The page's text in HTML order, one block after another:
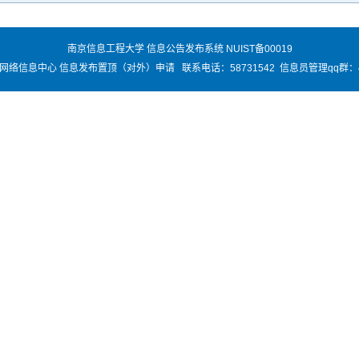
南京信息工程大学 信息公告发布系统 NUIST备00019
络信息中心 信息发布置顶（对外）申请 联系电话：58731542 信息员管理qq群